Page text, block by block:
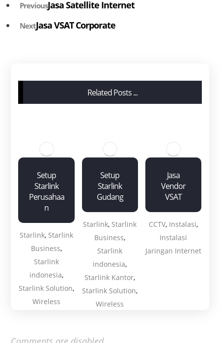
PreviousJasa Satellite Internet
NextJasa VSAT Corporate
Related Posts ...
Setup
Starlink
Perusahaa
n
Starlink, Starlink
Business,
Starlink
indonesia,
Starlink Solution,
Wireless
Setup
Starlink
Gudang
Starlink, Starlink
Business,
Starlink
indonesia,
Starlink Kantor,
Starlink Solution,
Wireless
Jasa
Vendor
VSAT
CCTV, Instalasi,
Instalasi
Jaringan Internet